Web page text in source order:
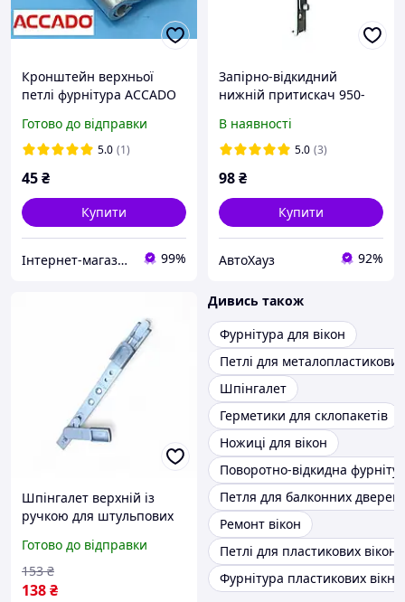
Кронштейн верхньої
петлі фурнітура ACCADO
на стулку) арт. 10014.0013
Готово до відправки
5.0 (1)
45₴
Купити
Інтернет-магазин запчастин до вікон, дверей, жалюзі, ролетів "WENTANA" 99%
Запірно-відкидний
нижній притискач 950-
В наявності
5.0 (3)
98₴
Купити
АвтоХауз 92%
Шпінгалет верхній із
ручкою для штульпових
і дверей (арт. 10060.0000)
фурнитура ACCADO
Готово до відправки
138₴
153 ₴
Дивись також
Фурнітура для вікон
Петлі для
Шпінгалет
Герметики для склопакетів
Ножиці для вікон
Поворотно-відкидна
Петля для балконних дверей
Ремонт вікон
Петлі для пластикових вікон
Фурнітура пластикових